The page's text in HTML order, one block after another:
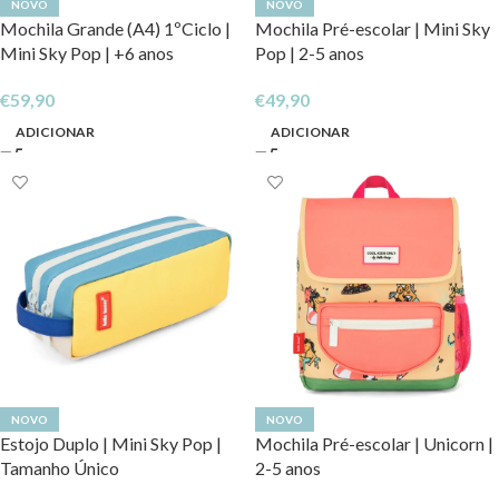
NOVO
Mochila Grande (A4) 1ºCiclo |
Mini Sky Pop | +6 anos
€59,90
ADICIONAR
NOVO
Mochila Pré-escolar | Mini Sky
Pop | 2-5 anos
€49,90
ADICIONAR
NOVO
Estojo Duplo | Mini Sky Pop |
Tamanho Único
NOVO
Mochila Pré-escolar | Unicorn |
2-5 anos